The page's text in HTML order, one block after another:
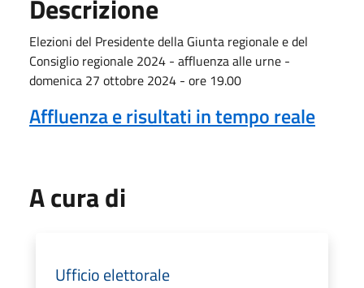
Descrizione
Elezioni del Presidente della Giunta regionale e del
Consiglio regionale 2024 - affluenza alle urne -
domenica 27 ottobre 2024 - ore 19.00
Affluenza e risultati in tempo reale
A cura di
Ufficio elettorale